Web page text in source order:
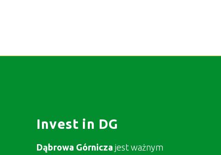
Invest in DG
Dąbrowa Górnicza jest ważnym